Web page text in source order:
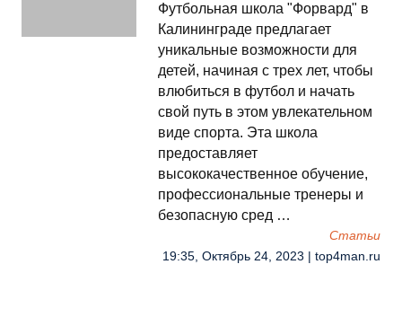
Футбольная школа "Форвард" в
Калининграде предлагает
уникальные возможности для
детей, начиная с трех лет, чтобы
влюбиться в футбол и начать
свой путь в этом увлекательном
виде спорта. Эта школа
предоставляет
высококачественное обучение,
профессиональные тренеры и
безопасную сред …
Cтатьи
19:35, Октябрь 24, 2023 | top4man.ru